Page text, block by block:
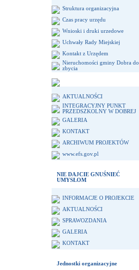
Struktura organizacyjna
Czas pracy urzędu
Wnioski i druki urzedowe
Uchwały Rady Miejskiej
Kontakt z Urzędem
Nieruchomości gminy Dobra do
zbycia
AKTUALNOŚCI
INTEGRACYJNY PUNKT
PRZEDSZKOLNY W DOBREJ
GALERIA
KONTAKT
ARCHIWUM PROJEKTÓW
www.efs.gov.pl
NIE DAJCIE GNUŚNIEĆ
UMYSŁOM
INFORMACJE O PROJEKCIE
AKTUALNOŚCI
SPRAWOZDANIA
GALERIA
KONTAKT
Jednostki organizacyjne